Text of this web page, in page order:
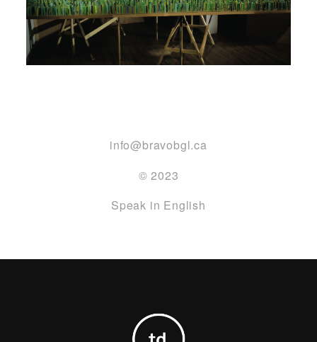
info@bravobgl.ca
© 2023
Speak in English